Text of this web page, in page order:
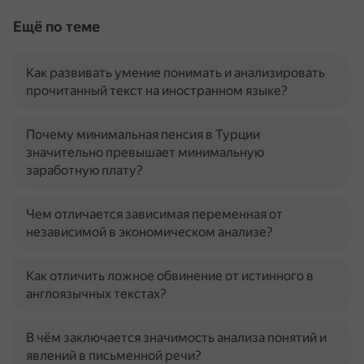
Ещё по теме
Как развивать умение понимать и анализировать
прочитанный текст на иностранном языке?
Почему минимальная пенсия в Турции
значительно превышает минимальную
заработную плату?
Чем отличается зависимая переменная от
независимой в экономическом анализе?
Как отличить ложное обвинение от истинного в
англоязычных текстах?
В чём заключается значимость анализа понятий и
явлений в письменной речи?